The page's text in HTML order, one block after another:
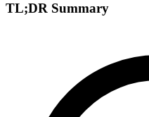
TL;DR Summary